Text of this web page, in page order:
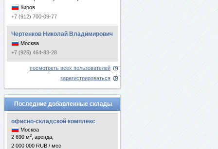
Киров
+7 (912) 700-09-77
Чертенков Николай Владимирович
Москва
+7 (925) 464-83-28
посмотреть всех пользователей
зарегистрироваться
Последние добавленные склады
офисно-складской комплекс
Москва
2 690 м2
, аренда,
2 000 000 RUB / мес